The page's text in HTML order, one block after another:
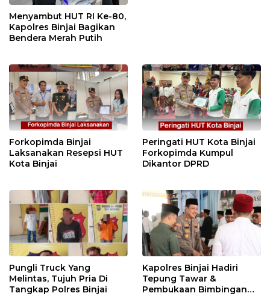
Menyambut HUT RI Ke-80,
Kapolres Binjai Bagikan
Bendera Merah Putih
Forkopimda Binjai
Laksanakan Resepsi HUT
Kota Binjai
Peringati HUT Kota Binjai
Forkopimda Kumpul
Dikantor DPRD
Pungli Truck Yang
Melintas, Tujuh Pria Di
Tangkap Polres Binjai
Kapolres Binjai Hadiri
Tepung Tawar &
Pembukaan Bimbingan